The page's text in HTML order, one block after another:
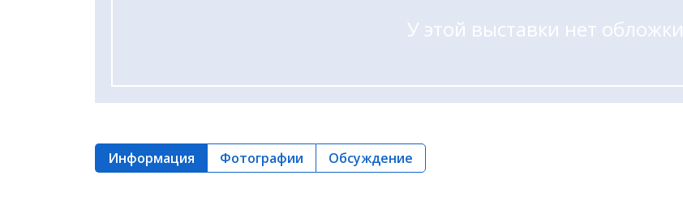
У этой выставки нет обложки
Информация Фотографии Обсуждение